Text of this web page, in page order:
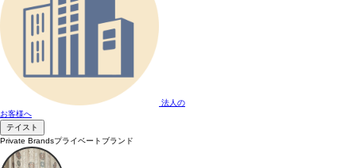
法人の
お客様へ
テイスト
Private Brandsプライベートブランド